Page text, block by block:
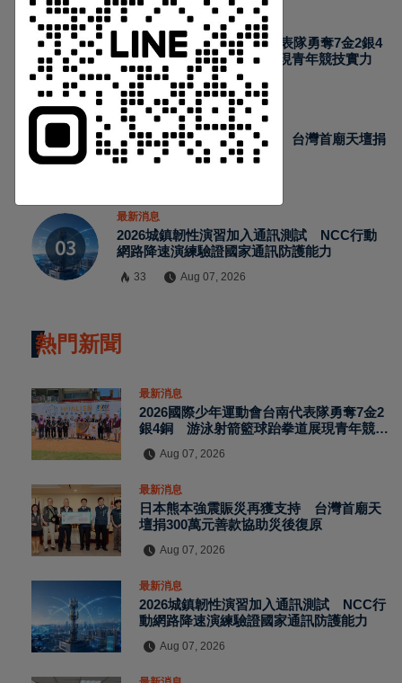
最新消息
2026國際少年運動會台南代表隊勇奪7金2銀4
銅 游泳射箭籃球跆拳道展現青年競技實力
28 Aug 07, 2026
最新消息
日本熊本強震賑災再獲支持 台灣首廟天壇捐
300萬元善款協助災後復原
最新消息
2026城鎮韌性演習加入通訊測試 NCC行動
網路降速演練驗證國家通訊防護能力
33 Aug 07, 2026
熱門新聞
最新消息
2026國際少年運動會台南代表隊勇奪7金2
銀4銅 游泳射箭籃球跆拳道展現青年競技
Aug 07, 2026
最新消息
日本熊本強震賑災再獲支持 台灣首廟天
壇捐300萬元善款協助災後復原
Aug 07, 2026
最新消息
2026城鎮韌性演習加入通訊測試 NCC行
動網路降速演練驗證國家通訊防護能力
Aug 07, 2026
Https://reurl.cc/adqW77
訂閱